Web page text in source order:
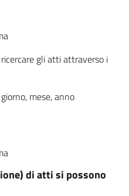
gli atti attraverso i
mese, anno
di atti si possono